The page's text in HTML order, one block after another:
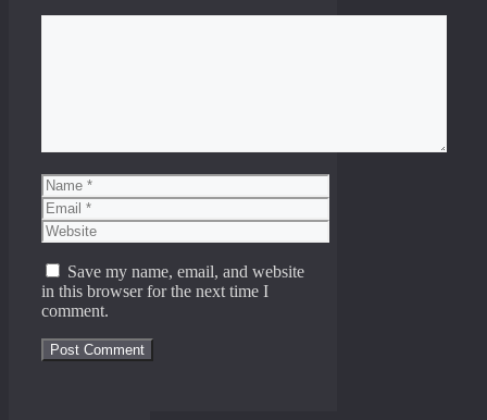
Name
Email
Website
Save my name, email, and website
in this browser for the next time I
comment.